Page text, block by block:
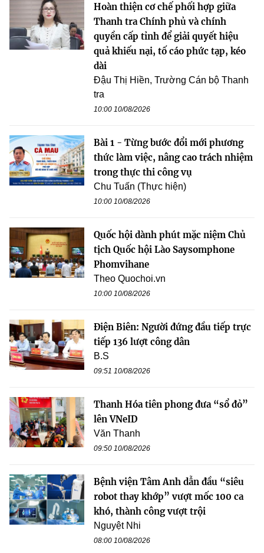
Hoàn thiện cơ chế phối hợp giữa
Thanh tra Chính phủ và chính
quyền cấp tỉnh để giải quyết hiệu
quả khiếu nại, tố cáo phức tạp, kéo
dài
Đậu Thị Hiền, Trường Cán bộ Thanh
tra
10:00 10/08/2026
Bài 1 - Từng bước đổi mới phương
thức làm việc, nâng cao trách nhiệm
trong thực thi công vụ
Chu Tuấn (Thực hiện)
10:00 10/08/2026
Quốc hội dành phút mặc niệm Chủ
tịch Quốc hội Lào Saysomphone
Phomvihane
Theo Quochoi.vn
10:00 10/08/2026
Điện Biên: Người đứng đầu tiếp trực
tiếp 136 lượt công dân
B.S
09:51 10/08/2026
Thanh Hóa tiên phong đưa “sổ đỏ”
lên VNeID
Văn Thanh
09:50 10/08/2026
Bệnh viện Tâm Anh dẫn đầu “siêu
robot thay khớp” vượt mốc 100 ca
khó, thành công vượt trội
Nguyệt Nhi
08:00 10/08/2026